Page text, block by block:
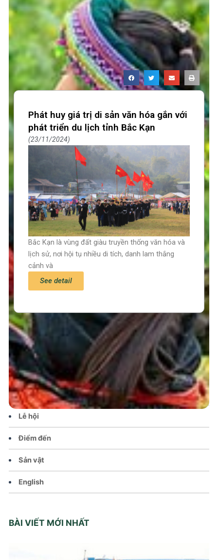
Trang chủ
Tin tức – Sự kiện
Chính sách
Văn hoá – Đời sống
Lễ hội
Điểm đến
Sản vật
English
BÀI VIẾT MỚI NHẤT
Phát huy giá trị di sản văn hóa gắn với
phát triển du lịch tỉnh Bắc Kạn
23/11/2024
Bắc Kạn là vùng đất giàu truyền thống văn hóa và
lịch sử, nơi hội tụ nhiều di tích, danh lam thắng
cảnh và
See detail